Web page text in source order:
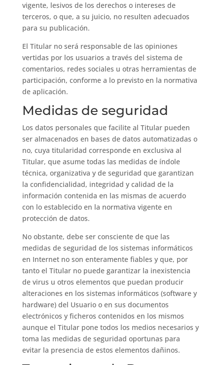
vigente, lesivos de los derechos o intereses de
terceros, o que, a su juicio, no resulten adecuados
para su publicación.
El Titular no será responsable de las opiniones
vertidas por los usuarios a través del sistema de
comentarios, redes sociales u otras herramientas de
participación, conforme a lo previsto en la normativa
de aplicación.
Medidas de seguridad
Los datos personales que facilite al Titular pueden
ser almacenados en bases de datos automatizadas o
no, cuya titularidad corresponde en exclusiva al
Titular, que asume todas las medidas de índole
técnica, organizativa y de seguridad que garantizan
la confidencialidad, integridad y calidad de la
información contenida en las mismas de acuerdo
con lo establecido en la normativa vigente en
protección de datos.
No obstante, debe ser consciente de que las
medidas de seguridad de los sistemas informáticos
en Internet no son enteramente fiables y que, por
tanto el Titular no puede garantizar la inexistencia
de virus u otros elementos que puedan producir
alteraciones en los sistemas informáticos (software y
hardware) del Usuario o en sus documentos
electrónicos y ficheros contenidos en los mismos
aunque el Titular pone todos los medios necesarios y
toma las medidas de seguridad oportunas para
evitar la presencia de estos elementos dañinos.